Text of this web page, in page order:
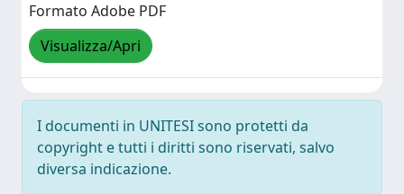
Formato Adobe PDF
Visualizza/Apri
I documenti in UNITESI sono protetti da
copyright e tutti i diritti sono riservati, salvo
diversa indicazione.